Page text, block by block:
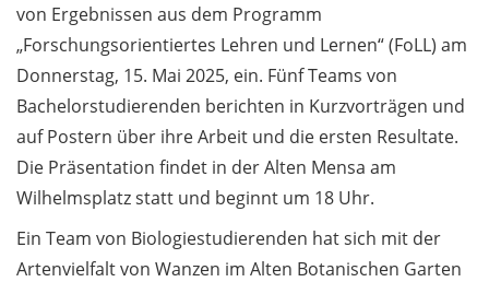
chanson night at Forum
Wissen (in German)
Erinnerung:
Abschaltung von Cisco
Dienstag / Reminder:
Discontinuation of Cisco
AnyConnect this
Tuesday
von Ergebnissen aus dem Programm
„Forschungsorientiertes Lehren und Lernen“ (FoLL) am
Donnerstag, 15. Mai 2025, ein. Fünf Teams von
Bachelorstudierenden berichten in Kurzvorträgen und
auf Postern über ihre Arbeit und die ersten Resultate.
Die Präsentation findet in der Alten Mensa am
Wilhelmsplatz statt und beginnt um 18 Uhr.
Ein Team von Biologiestudierenden hat sich mit der
Artenvielfalt von Wanzen im Alten Botanischen Garten